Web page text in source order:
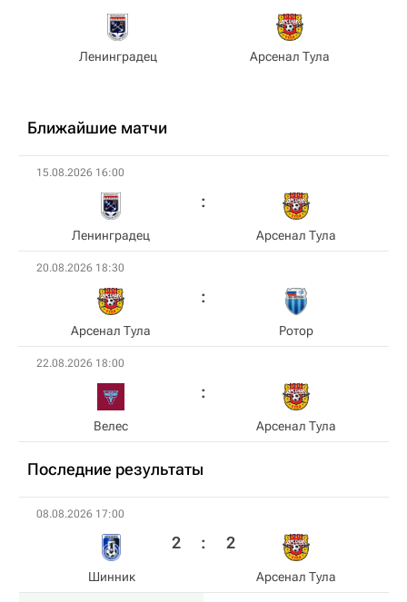
Ленинградец Арсенал Тула
Ближайшие матчи
15.08.2026 16:00
Ленинградец Арсенал Тула
20.08.2026 18:30
Арсенал Тула Ротор
22.08.2026 18:00
Велес Арсенал Тула
Последние результаты
08.08.2026 17:00
Шинник
2 : 2
Арсенал Тула